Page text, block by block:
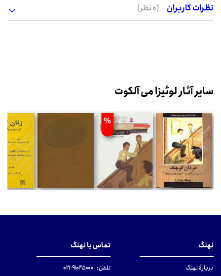
نظرات کاربران (0 نظر)
سایر آثار لوئیزا می آلکوت
%
نهنگ
دربارهٔ نهنگ
تماس با نهنگ
تلفن: ۹۱۰۳۵۰۰۰-۰۲۱